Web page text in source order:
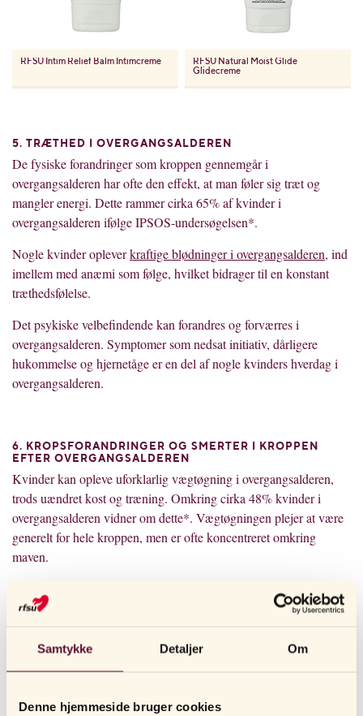
Samtykke Detaljer Om
Denne hjemmeside bruger cookies
RFSU Intim Relief Balm Intimcreme RFSU Natural Moist Glide
Glidecreme
5. TRÆTHED I OVERGANGSALDEREN
De fysiske forandringer som kroppen gennemgår i
overgangsalderen har ofte den effekt, at man føler sig træt og
mangler energi. Dette rammer cirka 65% af kvinder i
overgangsalderen ifølge IPSOS-undersøgelsen*.
Nogle kvinder opleverkraftige blødninger i overgangsalderen, ind
imellem med anæmi som følge, hvilket bidrager til en konstant
træthedsfølelse.
Det psykiske velbefindende kan forandres og forværres i
overgangsalderen. Symptomer som nedsat initiativ, dårligere
hukommelse og hjernetåge er en del af nogle kvinders hverdag i
overgangsalderen.
6. KROPSFORANDRINGER OG SMERTER I KROPPEN
EFTER OVERGANGSALDEREN
Kvinder kan opleve uforklarlig vægtøgning i overgangsalderen,
trods uændret kost og træning. Omkring cirka 48% kvinder i
overgangsalderen vidner om dette*. Vægtøgningen plejer at være
generelt for hele kroppen, men er ofte koncentreret omkring
maven.
Der er forskellige meninger om, hvorvidt kvinder virkelig får et
lavt stofskifte efter overgangsalderen. Nye studier tyder på, at
skyldes en ændret livsstil.